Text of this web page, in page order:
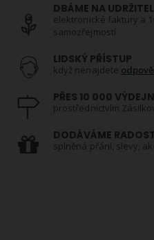
DBÁME NA
elektronické faktury a
samozřejmostí
LIDSKÝ PŘÍSTUP
když nenajdete
PŘES 10 000
prostřednictvím
DODÁVÁME
splněná přání, slevy,